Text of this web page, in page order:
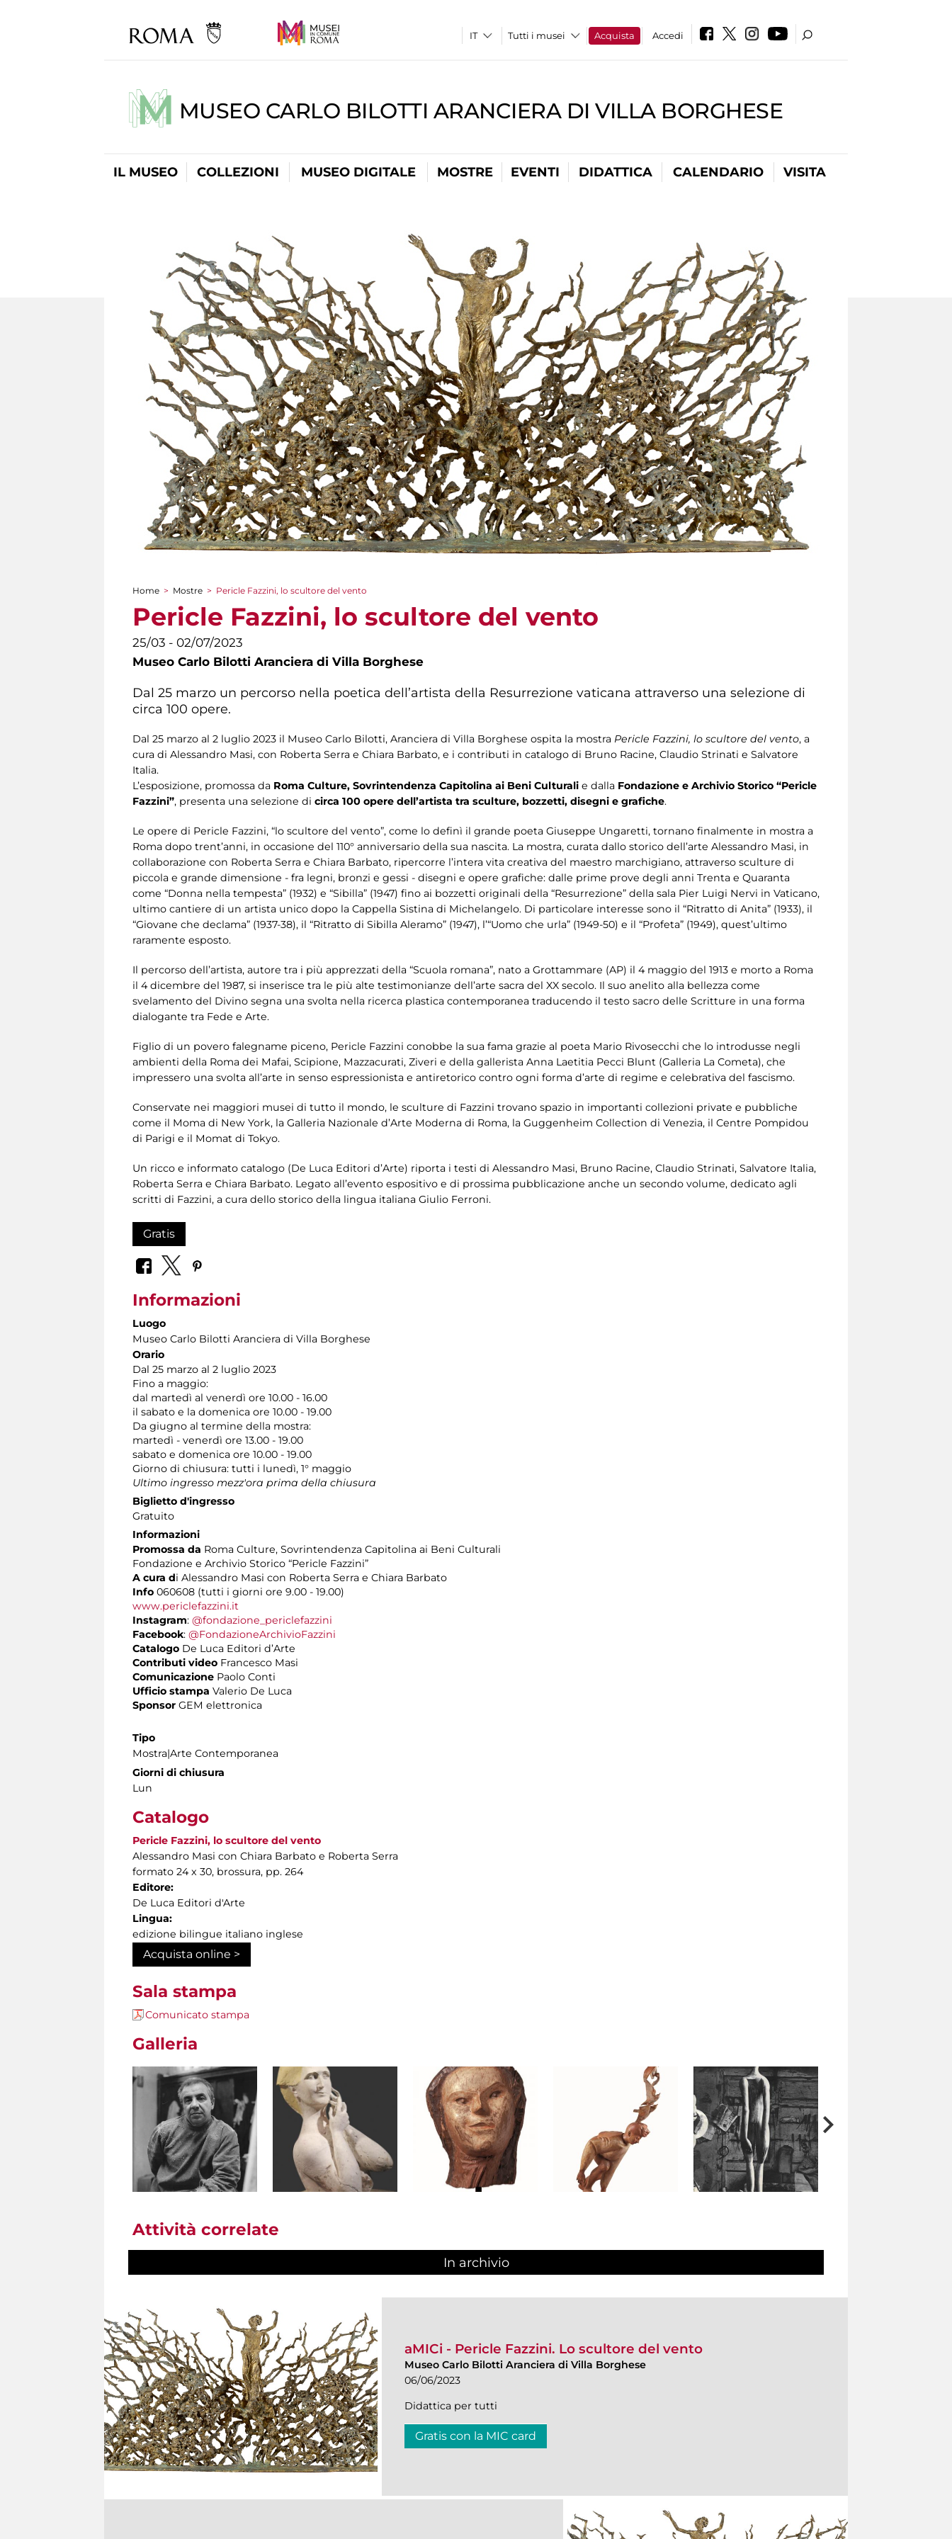
Tutti i musei Acquista Accedi
MUSEO CARLO BILOTTI ARANCIERA DI VILLA BORGHESE
IL MUSEO COLLEZIONI MUSEO DIGITALE MOSTRE EVENTI DIDATTICA CALENDARIO VISITA
Tu sei qui
Home > Mostre > Pericle Fazzini, lo scultore del vento
Pericle Fazzini, lo scultore del vento
25/03 - 02/07/2023
Museo Carlo Bilotti Aranciera di Villa Borghese
Dal 25 marzo un percorso nella poetica dell’artista della Resurrezione vaticana attraverso una selezione di
circa 100 opere.
Dal 25 marzo al 2 luglio 2023 il Museo Carlo Bilotti, Aranciera di Villa Borghese ospita la mostra Pericle Fazzini, lo scultore del vento, a
cura di Alessandro Masi, con Roberta Serra e Chiara Barbato, e i contributi in catalogo di Bruno Racine, Claudio Strinati e Salvatore
Italia.
L’esposizione, promossa da Roma Culture, Sovrintendenza Capitolina ai Beni Culturali e dalla Fondazione e Archivio Storico “Pericle
Fazzini”, presenta una selezione di circa 100 opere dell’artista tra sculture, bozzetti, disegni e grafiche.
Le opere di Pericle Fazzini, “lo scultore del vento”, come lo definì il grande poeta Giuseppe Ungaretti, tornano finalmente in mostra a
Roma dopo trent’anni, in occasione del 110° anniversario della sua nascita. La mostra, curata dallo storico dell’arte Alessandro Masi, in
collaborazione con Roberta Serra e Chiara Barbato, ripercorre l’intera vita creativa del maestro marchigiano, attraverso sculture di
piccola e grande dimensione - fra legni, bronzi e gessi - disegni e opere grafiche: dalle prime prove degli anni Trenta e Quaranta
come “Donna nella tempesta” (1932) e “Sibilla” (1947) fino ai bozzetti originali della “Resurrezione” della sala Pier Luigi Nervi in Vaticano,
ultimo cantiere di un artista unico dopo la Cappella Sistina di Michelangelo. Di particolare interesse sono il “Ritratto di Anita” (1933), il
“Giovane che declama” (1937-38), il “Ritratto di Sibilla Aleramo” (1947), l’“Uomo che urla” (1949-50) e il “Profeta” (1949), quest’ultimo
raramente esposto.
Il percorso dell’artista, autore tra i più apprezzati della “Scuola romana”, nato a Grottammare (AP) il 4 maggio del 1913 e morto a Roma
il 4 dicembre del 1987, si inserisce tra le più alte testimonianze dell’arte sacra del XX secolo. Il suo anelito alla bellezza come
svelamento del Divino segna una svolta nella ricerca plastica contemporanea traducendo il testo sacro delle Scritture in una forma
dialogante tra Fede e Arte.
Figlio di un povero falegname piceno, Pericle Fazzini conobbe la sua fama grazie al poeta Mario Rivosecchi che lo introdusse negli
ambienti della Roma dei Mafai, Scipione, Mazzacurati, Ziveri e della gallerista Anna Laetitia Pecci Blunt (Galleria La Cometa), che
impressero una svolta all’arte in senso espressionista e antiretorico contro ogni forma d’arte di regime e celebrativa del fascismo.
Conservate nei maggiori musei di tutto il mondo, le sculture di Fazzini trovano spazio in importanti collezioni private e pubbliche
come il Moma di New York, la Galleria Nazionale d’Arte Moderna di Roma, la Guggenheim Collection di Venezia, il Centre Pompidou
di Parigi e il Momat di Tokyo.
Un ricco e informato catalogo (De Luca Editori d’Arte) riporta i testi di Alessandro Masi, Bruno Racine, Claudio Strinati, Salvatore Italia,
Roberta Serra e Chiara Barbato. Legato all’evento espositivo e di prossima pubblicazione anche un secondo volume, dedicato agli
scritti di Fazzini, a cura dello storico della lingua italiana Giulio Ferroni.
Gratis
Informazioni
Luogo
Museo Carlo Bilotti Aranciera di Villa Borghese
Orario
Dal 25 marzo al 2 luglio 2023
Fino a maggio:
dal martedì al venerdì ore 10.00 - 16.00
il sabato e la domenica ore 10.00 - 19.00
Da giugno al termine della mostra:
martedì - venerdì ore 13.00 - 19.00
sabato e domenica ore 10.00 - 19.00
Giorno di chiusura: tutti i lunedì, 1° maggio
Ultimo ingresso mezz'ora prima della chiusura
Biglietto d'ingresso
Gratuito
Informazioni
Promossa da Roma Culture, Sovrintendenza Capitolina ai Beni Culturali
Fondazione e Archivio Storico “Pericle Fazzini”
A cura di Alessandro Masi con Roberta Serra e Chiara Barbato
Info 060608 (tutti i giorni ore 9.00 - 19.00)
www.periclefazzini.it
Instagram: @fondazione_periclefazzini
Facebook: @FondazioneArchivioFazzini
Catalogo De Luca Editori d’Arte
Contributi video Francesco Masi
Comunicazione Paolo Conti
Ufficio stampa Valerio De Luca
Sponsor GEM elettronica
Tipo
Mostra|Arte Contemporanea
Giorni di chiusura
Lun
Catalogo
Pericle Fazzini, lo scultore del vento
Alessandro Masi con Chiara Barbato e Roberta Serra
formato 24 x 30, brossura, pp. 264
Editore:
De Luca Editori d'Arte
Lingua:
edizione bilingue italiano inglese
Acquista online >
Sala stampa
Comunicato stampa
Galleria
Attività correlate
In archivio
aMICi - Pericle Fazzini. Lo scultore del vento
Museo Carlo Bilotti Aranciera di Villa Borghese
06/06/2023
Didattica per tutti
Gratis con la MIC card